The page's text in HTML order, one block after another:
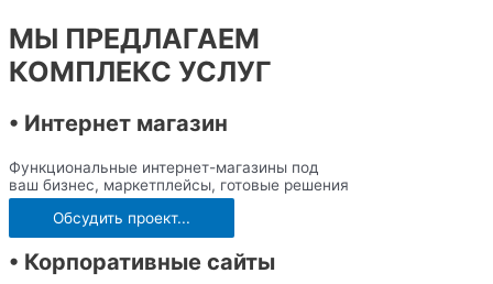
МЫ ПРЕДЛАГАЕМ
КОМПЛЕКС УСЛУГ
• Интернет магазин
Функциональные интернет-магазины под
ваш бизнес, маркетплейсы, готовые решения
Обсудить проект...
• Корпоративные сайты